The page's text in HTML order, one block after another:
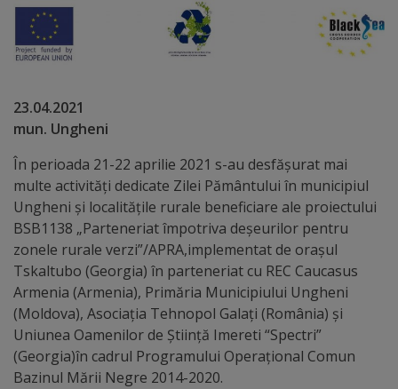
onoare
Deținători
ai
titlului
„Merite
pentru
Ungheni”
Diplome
de
Excelență
mun. Ungheni
În perioada 21-22 aprilie 2021 s-au desfășurat mai
multe activități dedicate Zilei Pământului în municipiul
Ungheni și localitățile rurale beneficiare ale proiectului
BSB1138 „Parteneriat împotriva deșeurilor pentru
zonele rurale verzi”/APRA,implementat de orașul
Tskaltubo (Georgia) în parteneriat cu REC Caucasus
Armenia (Armenia), Primăria Municipiului Ungheni
(Moldova), Asociația Tehnopol Galați (România) și
Uniunea Oamenilor de Știință Imereti “Spectri”
(Georgia)în cadrul Programului Operațional Comun
Bazinul Mării Negre 2014-2020.